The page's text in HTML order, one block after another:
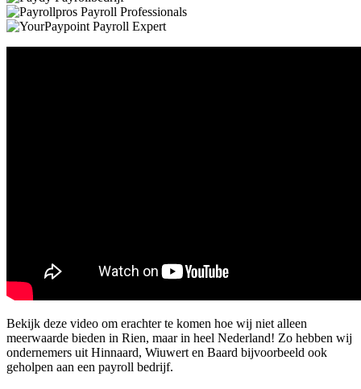
Bekijk deze video om erachter te komen hoe wij niet alleen
meerwaarde bieden in Rien, maar in heel Nederland! Zo hebben wij
ondernemers uit Hinnaard, Wiuwert en Baard bijvoorbeeld ook
geholpen aan een payroll bedrijf.